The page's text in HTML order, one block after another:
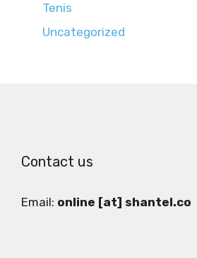
Tenis
Uncategorized
Contact us
Email: online [at] shantel.co